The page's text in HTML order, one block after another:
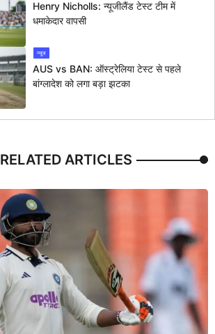
Henry Nicholls: न्यूजीलैंड टेस्ट टीम में
धमाकेदार वापसी
न्यूज
AUS vs BAN: ऑस्ट्रेलिया टेस्ट से पहले
बांग्लादेश को लगा बड़ा झटका
RELATED ARTICLES